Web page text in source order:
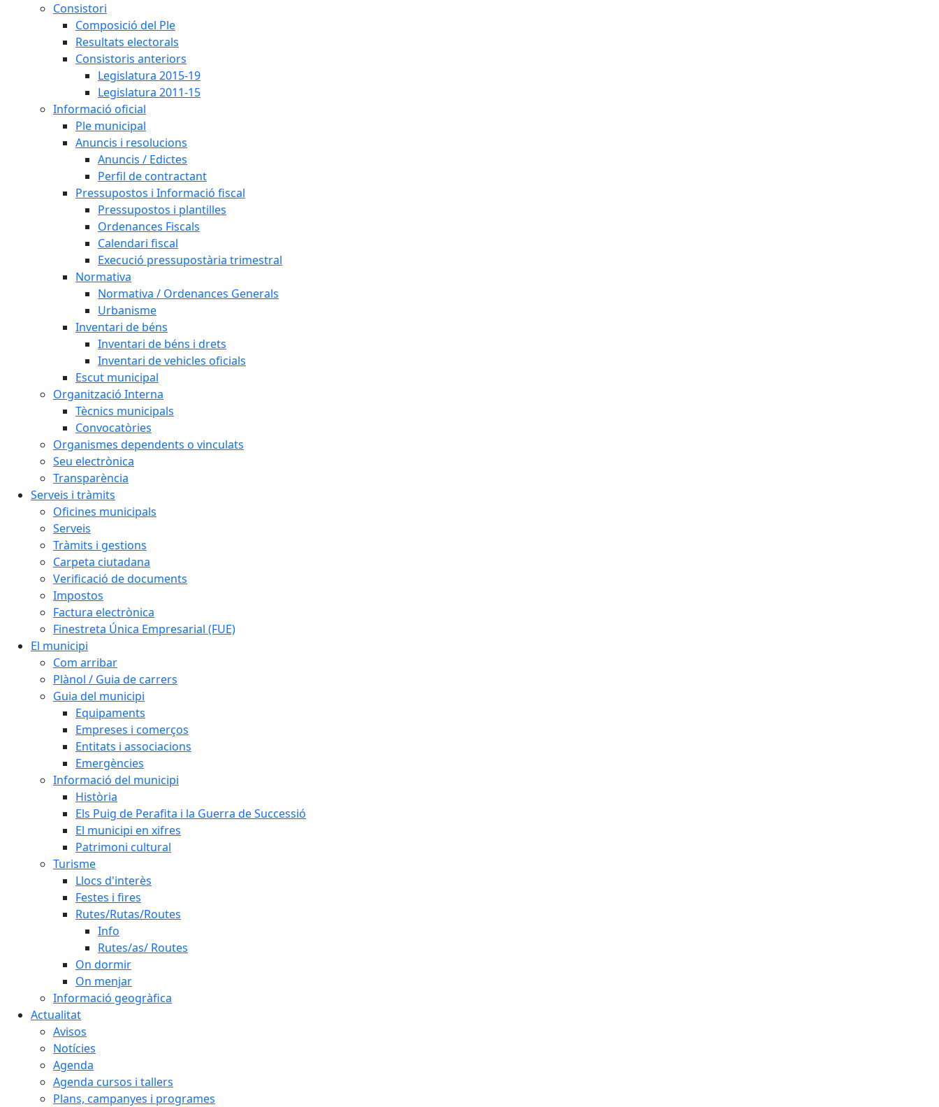
Consistori
Composició del Ple
Resultats electorals
Consistoris anteriors
Legislatura 2015-19
Legislatura 2011-15
Informació oficial
Ple municipal
Anuncis i resolucions
Anuncis / Edictes
Perfil de contractant
Pressupostos i Informació fiscal
Pressupostos i plantilles
Ordenances Fiscals
Calendari fiscal
Execució pressupostària trimestral
Normativa
Normativa / Ordenances Generals
Urbanisme
Inventari de béns
Inventari de béns i drets
Inventari de vehicles oficials
Escut municipal
Organització Interna
Tècnics municipals
Convocatòries
Organismes dependents o vinculats
Seu electrònica
Transparència
Serveis i tràmits
Oficines municipals
Serveis
Tràmits i gestions
Carpeta ciutadana
Verificació de documents
Impostos
Factura electrònica
Finestreta Única Empresarial (FUE)
El municipi
Com arribar
Plànol / Guia de carrers
Guia del municipi
Equipaments
Empreses i comerços
Entitats i associacions
Emergències
Informació del municipi
Història
Els Puig de Perafita i la Guerra de Successió
El municipi en xifres
Patrimoni cultural
Turisme
Llocs d'interès
Festes i fires
Rutes/Rutas/Routes
Info
Rutes/as/ Routes
On dormir
On menjar
Informació geogràfica
Actualitat
Avisos
Notícies
Agenda
Agenda cursos i tallers
Plans, campanyes i programes